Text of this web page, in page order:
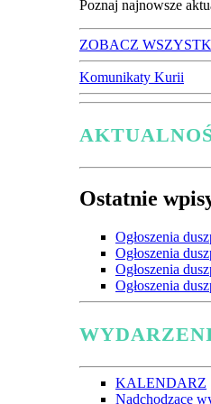
Poznaj najnowsze
ZOBACZ
Komunikaty Kurii
Ostatnie
Ogłoszenia
Ogłoszenia
Ogłoszenia
Ogłoszenia
KALENDARZ
Nadchodzące